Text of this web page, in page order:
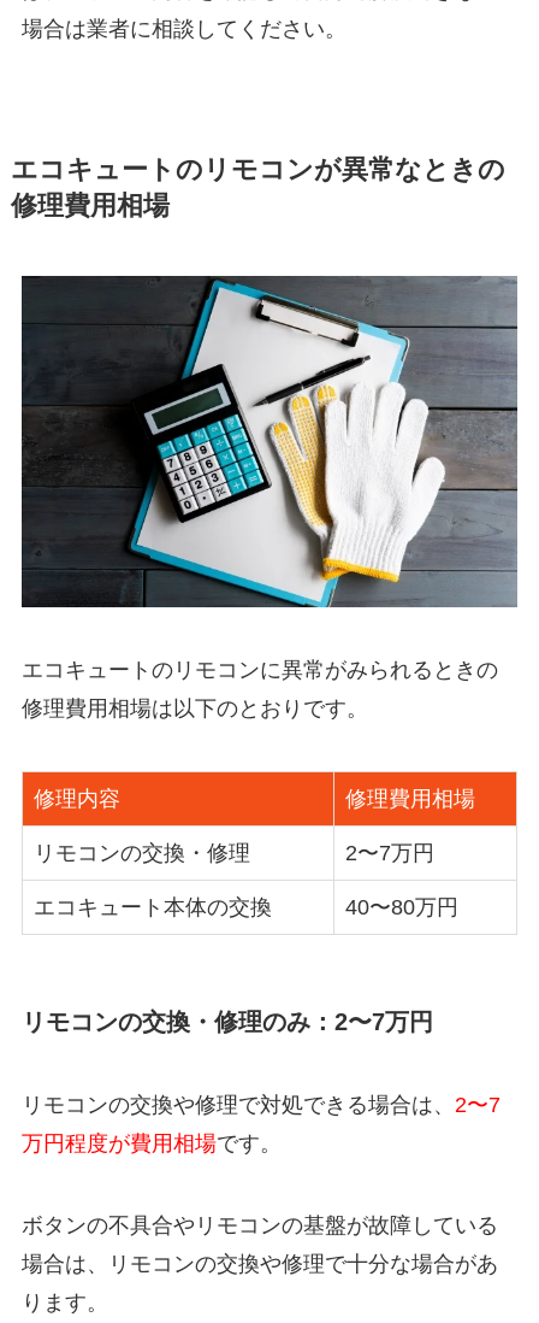
場合は業者に相談してください。
エコキュートのリモコンが異常なときの
修理費用相場
エコキュートのリモコンに異常がみられるときの
修理費用相場は以下のとおりです。
修理内容 修理費用相場
リモコンの交換・修理 2〜7万円
エコキュート本体の交換 40〜80万円
リモコンの交換・修理のみ：2〜7万円
リモコンの交換や修理で対処できる場合は、 2〜7
万円程度が費用相場です。
ボタンの不具合やリモコンの基盤が故障している
場合は、リモコンの交換や修理で十分な場合があ
ります。